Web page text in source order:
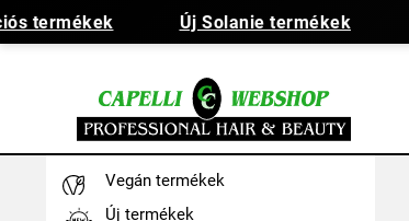
termékek Új Solanie termékek
Vegán termékek
Új termékek